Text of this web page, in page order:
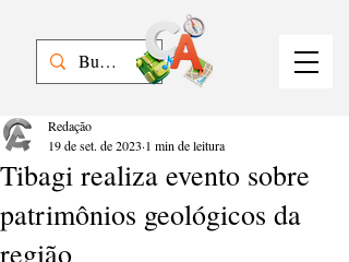
Tibagi realiza evento sobre
patrimônios geológicos da
região
Redação
19 de set. de 2023 1 min de leitura